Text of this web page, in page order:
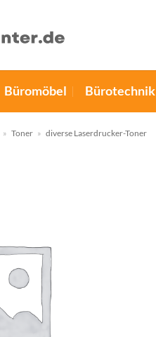
Büromöbel Bürotechnik
» Toner » diverse Laserdrucker-Toner